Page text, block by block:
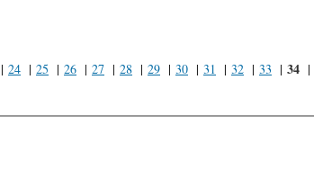
| 24 | 25 | 26 | 27 | 28 | 29 | 30 | 31 | 32 | 33 | 34 |